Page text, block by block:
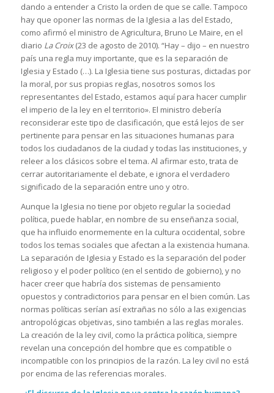
dando a entender a Cristo la orden de que se calle. Tampoco
hay que oponer las normas de la Iglesia a las del Estado,
como afirmó el ministro de Agricultura, Bruno Le Maire, en el
diario La Croix(23 de agosto de 2010). “Hay – dijo – en nuestro
país una regla muy importante, que es la separación de
Iglesia y Estado (…). La Iglesia tiene sus posturas, dictadas por
la moral, por sus propias reglas, nosotros somos los
representantes del Estado, estamos aquí para hacer cumplir
el imperio de la ley en el territorio». El ministro debería
reconsiderar este tipo de clasificación, que está lejos de ser
pertinente para pensar en las situaciones humanas para
todos los ciudadanos de la ciudad y todas las instituciones, y
releer a los clásicos sobre el tema. Al afirmar esto, trata de
cerrar autoritariamente el debate, e ignora el verdadero
significado de la separación entre uno y otro.
Aunque la Iglesia no tiene por objeto regular la sociedad
política, puede hablar, en nombre de su enseñanza social,
que ha influido enormemente en la cultura occidental, sobre
todos los temas sociales que afectan a la existencia humana.
La separación de Iglesia y Estado es la separación del poder
religioso y el poder político (en el sentido de gobierno), y no
hacer creer que habría dos sistemas de pensamiento
opuestos y contradictorios para pensar en el bien común. Las
normas políticas serían así extrañas no sólo a las exigencias
antropológicas objetivas, sino también a las reglas morales.
La creación de la ley civil, como la práctica política, siempre
revelan una concepción del hombre que es compatible o
incompatible con los principios de la razón. La ley civil no está
por encima de las referencias morales.